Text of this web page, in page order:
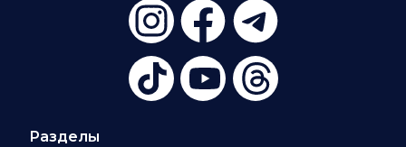
Разделы